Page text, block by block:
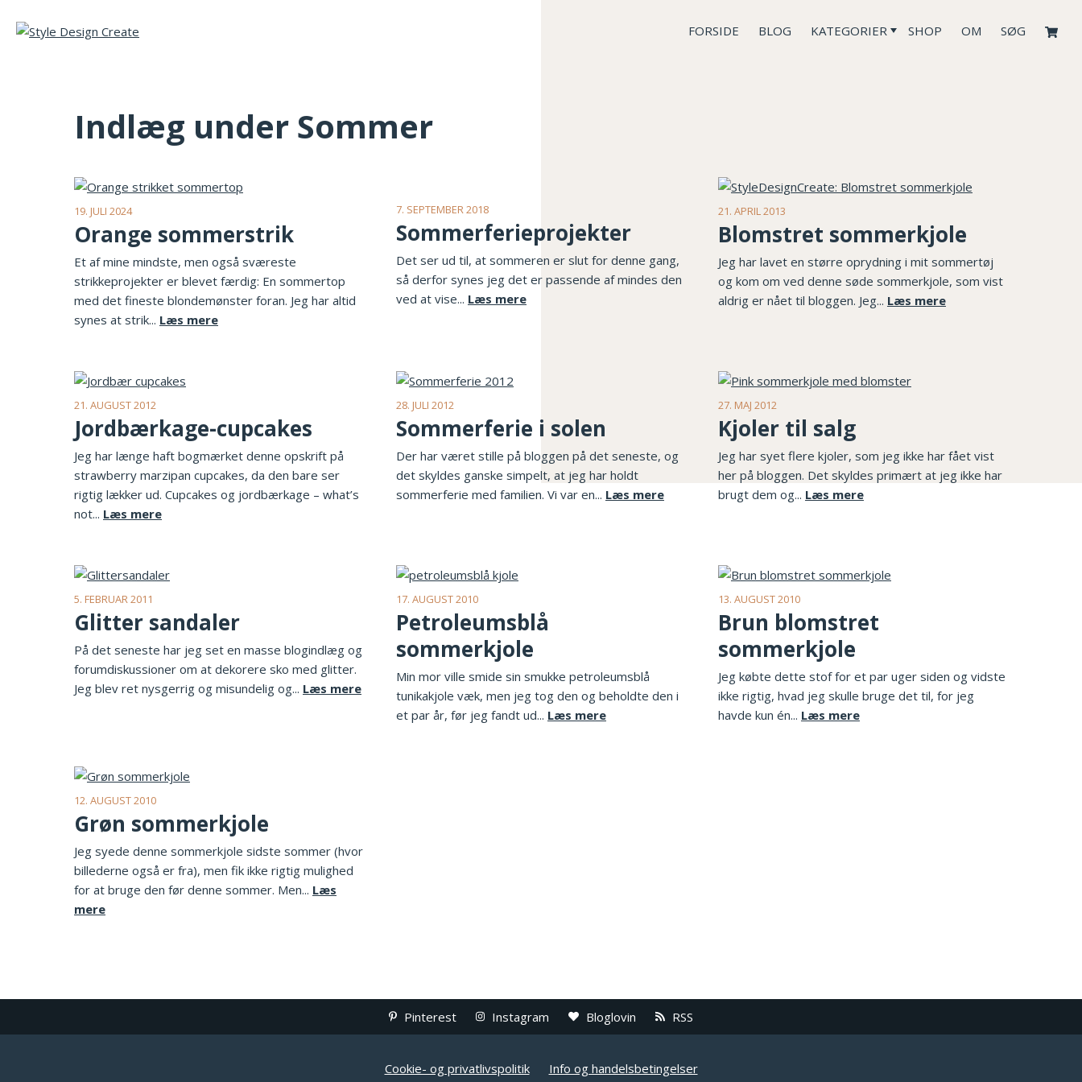
FORSIDE BLOG KATEGORIER SHOP OM SØG
Indlæg under Sommer
19. JULI 2024
Orange sommerstrik
Et af mine mindste, men også sværeste
strikkeprojekter er blevet færdig: En sommertop
med det fineste blondemønster foran. Jeg har altid
synes at strik... Læs mere
7. SEPTEMBER 2018
Sommerferieprojekter
Det ser ud til, at sommeren er slut for denne gang,
så derfor synes jeg det er passende af mindes den
ved at vise... Læs mere
21. APRIL 2013
Blomstret sommerkjole
Jeg har lavet en større oprydning i mit sommertøj
og kom om ved denne søde sommerkjole, som vist
aldrig er nået til bloggen. Jeg... Læs mere
21. AUGUST 2012
Jordbærkage-cupcakes
Jeg har længe haft bogmærket denne opskrift på
strawberry marzipan cupcakes, da den bare ser
rigtig lækker ud. Cupcakes og jordbærkage – what’s
not... Læs mere
28. JULI 2012
Sommerferie i solen
Der har været stille på bloggen på det seneste, og
det skyldes ganske simpelt, at jeg har holdt
sommerferie med familien. Vi var en... Læs mere
27. MAJ 2012
Kjoler til salg
Jeg har syet flere kjoler, som jeg ikke har fået vist
her på bloggen. Det skyldes primært at jeg ikke har
brugt dem og... Læs mere
5. FEBRUAR 2011
Glitter sandaler
På det seneste har jeg set en masse blogindlæg og
forumdiskussioner om at dekorere sko med glitter.
Jeg blev ret nysgerrig og misundelig og... Læs mere
17. AUGUST 2010
Petroleumsblå
sommerkjole
Min mor ville smide sin smukke petroleumsblå
tunikakjole væk, men jeg tog den og beholdte den i
et par år, før jeg fandt ud... Læs mere
13. AUGUST 2010
Brun blomstret
sommerkjole
Jeg købte dette stof for et par uger siden og vidste
ikke rigtig, hvad jeg skulle bruge det til, for jeg
havde kun én... Læs mere
12. AUGUST 2010
Grøn sommerkjole
Jeg syede denne sommerkjole sidste sommer (hvor
billederne også er fra), men fik ikke rigtig mulighed
for at bruge den før denne sommer. Men... Læs
mere
Pinterest Instagram Bloglovin RSS
Cookie- og privatlivspolitik Info og handelsbetingelser